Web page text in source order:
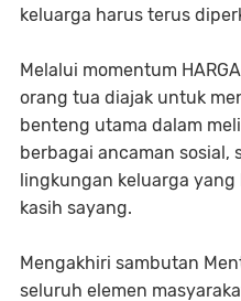
keluarga harus terus
Melalui momentum
orang tua diajak untuk
benteng utama dalam
berbagai ancaman sosial,
lingkungan keluarga
kasih sayang.
Mengakhiri sambutan
seluruh elemen